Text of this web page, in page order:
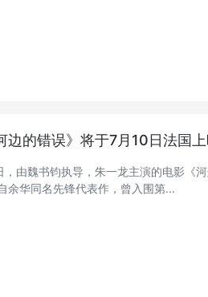
边的错误》将于7月10日法国
由魏书钧执导，朱一龙主演的电影《
余华同名先锋代表作，曾入围第...